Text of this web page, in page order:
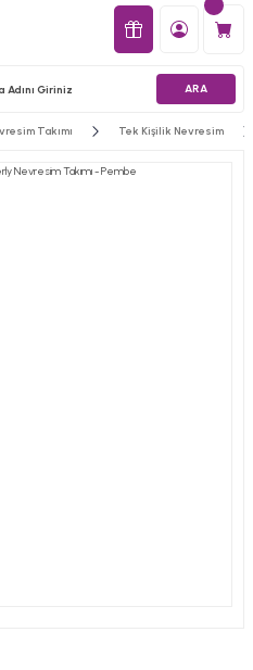
ARA
Takımı Tek Kişilik Nevresim